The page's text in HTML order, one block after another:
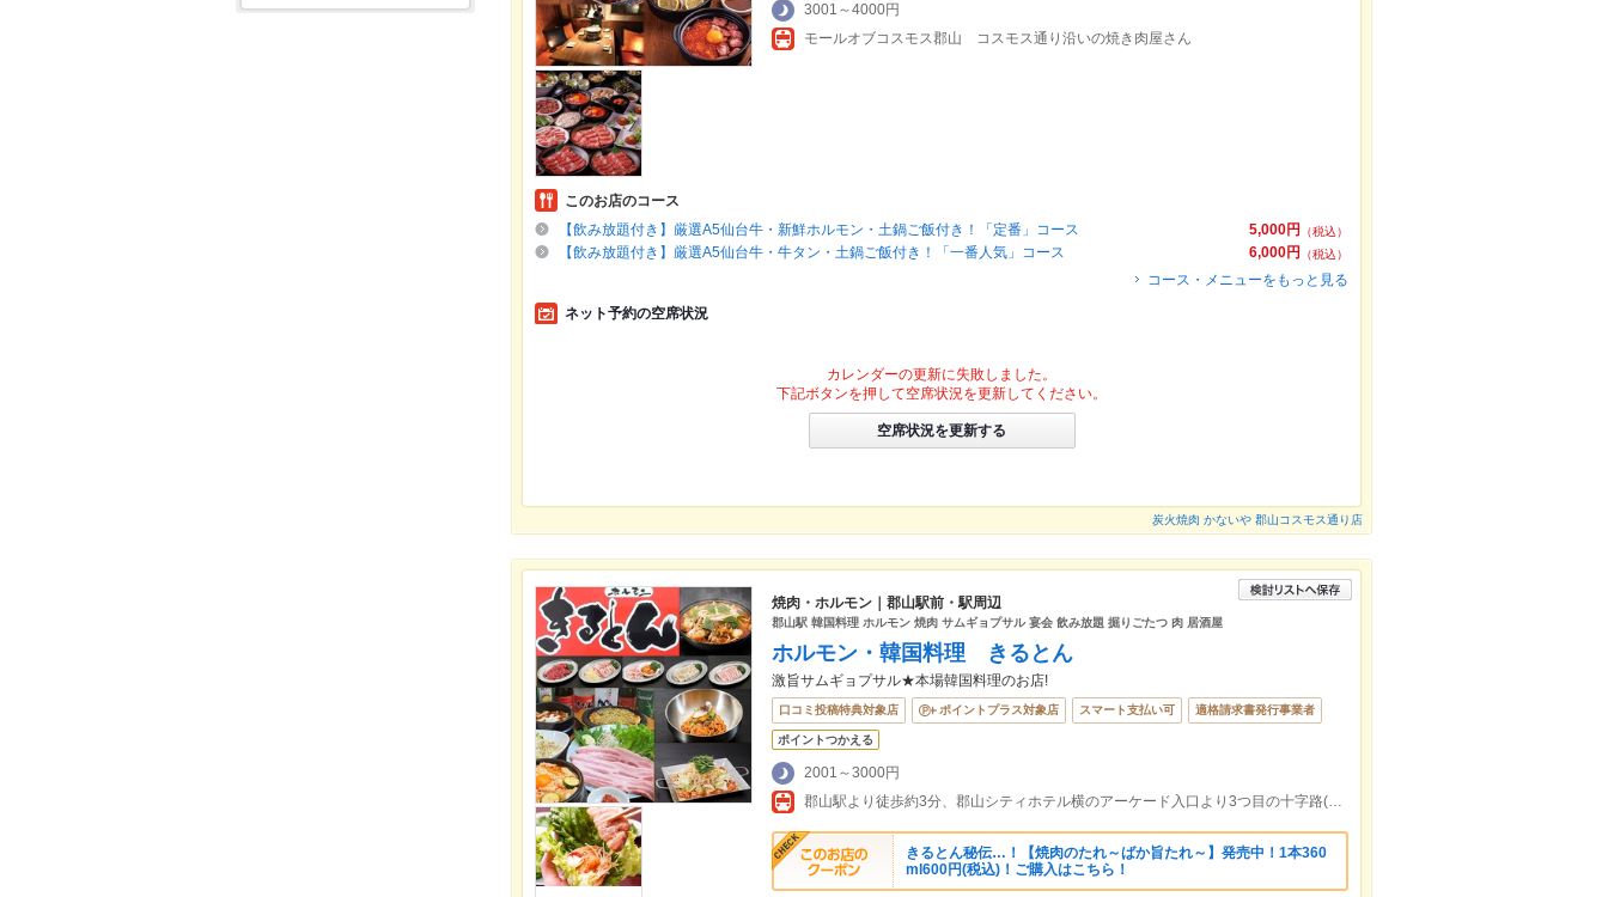
3001～4000円
モールオブコスモス郡山 コスモス通り沿いの焼き肉屋さん
このお店のコース
5,000円
（税込）
【飲み放題付き】厳選A5仙台牛・新鮮ホルモン・土鍋ご飯付き！「定番」コース
6,000円
（税込）
【飲み放題付き】厳選A5仙台牛・牛タン・土鍋ご飯付き！「一番人気」コース
コース・メニューをもっと見る
ネット予約の空席状況
カレンダーの更新に失敗しました。
下記ボタンを押して空席状況を更新してください。
空席状況を更新する
炭火焼肉 かないや 郡山コスモス通り店
焼肉・ホルモン｜郡山駅前・駅周辺
郡山駅 韓国料理 ホルモン 焼肉 サムギョプサル 宴会 飲み放題 掘りごたつ 肉 居酒屋
ホルモン・韓国料理 きるとん
激旨サムギョプサル★本場韓国料理のお店!
口コミ投稿特典対象店 ポイントプラス対象店 スマート支払い可 適格請求書発行事業者
ポイントつかえる
2001～3000円
郡山駅より徒歩約3分、郡山シティホテル横のアーケード入口より3つ目の十字路(テアトル5前)を右折して約20M左側
きるとん秘伝…！【焼肉のたれ～ばか旨たれ～】発売中！1本360
ml600円(税込)！ご購入はこちら！